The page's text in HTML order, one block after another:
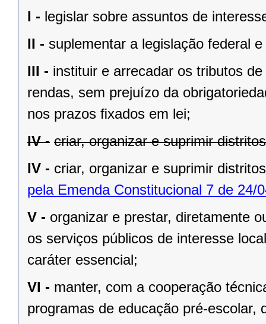
I - legislar sobre assuntos de
II - suplementar a legislação federal
III - instituir e arrecadar os tributos
rendas, sem prejuízo da
nos prazos ﬁxados em lei;
IV - criar, organizar e suprimir
IV - criar, organizar e suprimir
pela Emenda Constitucional 7 de 24/
V - organizar e prestar, diretamente
os serviços públicos de interesse
caráter essencial;
VI - manter, com a cooperação
programas de educação pré-escolar,